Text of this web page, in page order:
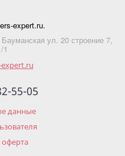
expert.ru.
ул. 20 строение 7,
1
55-05
данные